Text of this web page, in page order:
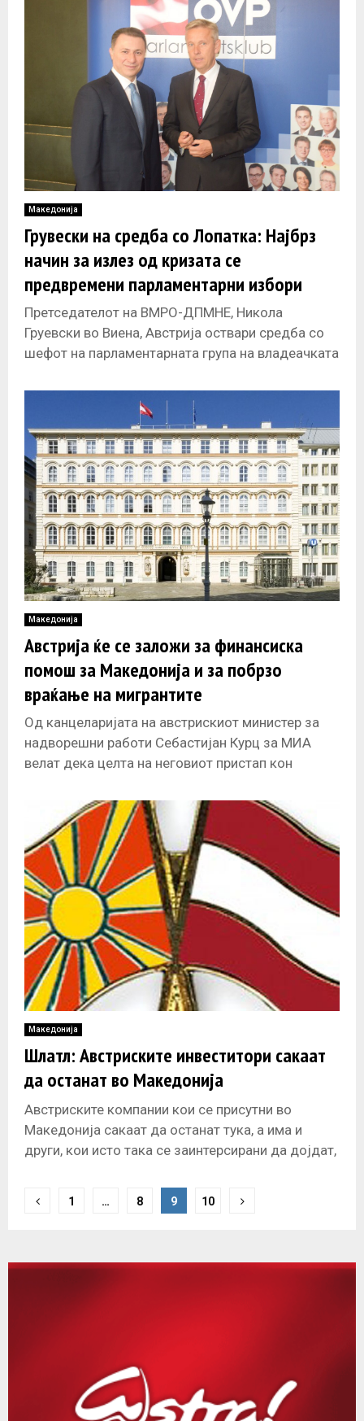
Македонија
Грувески на средба со Лопатка: Најбрз
начин за излез од кризата се
предвремени парламентарни избори
Претседателот на ВМРО-ДПМНЕ, Никола
Груевски во Виена, Австрија оствари средба со
шефот на парламентарната група на владеачката
за надворешни
Македонија
Австрија ќе се заложи за финансиска
помош за Македонија и за побрзо
враќање на мигрантите
Од канцеларијата на австрискиот министер за
надворешни работи Себастијан Курц за МИА
велат дека целта на неговиот пристап кон
Македонија
Шлатл: Австриските инвеститори сакаат
да останат во Македонија
Австриските компании кои се присутни во
Македонија сакаат да останат тука, а има и
други, кои исто така се заинтерсирани да дојдат,
s
1 … 8 9 10